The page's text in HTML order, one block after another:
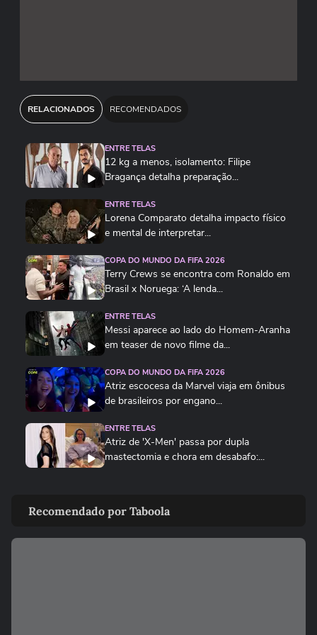
desempenha um papel crucial na narrativa.
O filme promete criar um clima intenso de
suspense e terror, refletindo a tensão e o medo
que dominaram a cidade durante os anos em
que os crimes ocorreram.
A divulgação do trailer já gerou expectativa entre
os espectadores, destacando a luta da
protagonista contra o tempo para desvendar os
mistérios por trás das atrocidades cometidas.
RELACIONADOS RECOMENDADOS
ENTRE TELAS
12 kg a menos, isolamento: Filipe
Bragança detalha preparação...
ENTRE TELAS
Lorena Comparato detalha impacto físico
e mental de interpretar...
COPA DO MUNDO DA FIFA 2026
Terry Crews se encontra com Ronaldo em
Brasil x Noruega: ‘A lenda...
ENTRE TELAS
Messi aparece ao lado do Homem-Aranha
em teaser de novo filme da...
COPA DO MUNDO DA FIFA 2026
Atriz escocesa da Marvel viaja em ônibus
de brasileiros por engano...
ENTRE TELAS
Atriz de 'X-Men' passa por dupla
mastectomia e chora em desabafo:...
história de Amyr Klink
ENTRE TELAS
Recomendado por Taboola